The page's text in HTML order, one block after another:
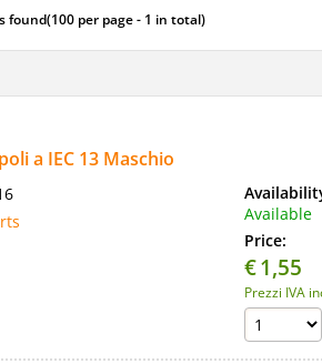
found(100 per page - 1 in total)
a IEC 13 Maschio
Available
Price:
€1,55
Prezzi IVA